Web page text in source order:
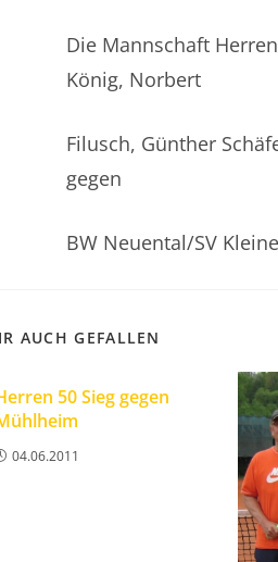
Die Mannschaft
König, Norbert
Filusch, Günther
gegen
BW Neuental/SV
AUCH GEFALLEN
50 Sieg gegen
04.06.2011